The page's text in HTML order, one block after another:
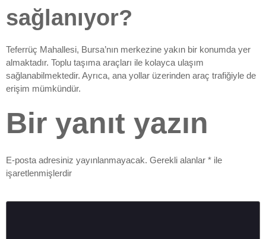
sağlanıyor?
Teferrüç Mahallesi, Bursa’nın merkezine yakın bir konumda yer
almaktadır. Toplu taşıma araçları ile kolayca ulaşım
sağlanabilmektedir. Ayrıca, ana yollar üzerinden araç trafiğiyle de
erişim mümkündür.
Bir yanıt yazın
E-posta adresiniz yayınlanmayacak. Gerekli alanlar * ile
işaretlenmişlerdir